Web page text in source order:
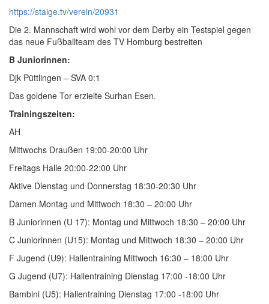
https://staige.tv/verein/20931
Die 2. Mannschaft wird wohl vor dem Derby ein Testspiel gegen
das neue Fußballteam des TV Homburg bestreiten
B Juniorinnen:
Djk Püttlingen – SVA 0:1
Das goldene Tor erzielte Surhan Esen.
Trainingszeiten:
AH
Mittwochs Draußen 19:00-20:00 Uhr
Freitags Halle 20:00-22:00 Uhr
Aktive Dienstag und Donnerstag 18:30-20:30 Uhr
Damen Montag und Mittwoch 18:30 – 20:00 Uhr
B Juniorinnen (U 17): Montag und Mittwoch 18:30 – 20:00 Uhr
C Juniorinnen (U15): Montag und Mittwoch 18:30 – 20:00 Uhr
F Jugend (U9): Hallentraining Mittwoch 16:30 – 18:00 Uhr
G Jugend (U7): Hallentraining Dienstag 17:00 -18:00 Uhr
Bambini (U5): Hallentraining Dienstag 17:00 -18:00 Uhr